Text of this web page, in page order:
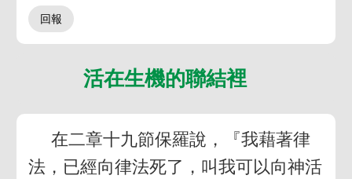
活在生機的聯結裡
在二章十九節保羅說，『我藉著律
法，已經向律法死了，叫我可以向神活